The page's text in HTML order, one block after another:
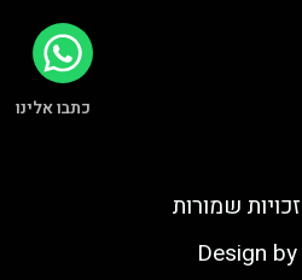
כתבו אלינו
שמורות
Design